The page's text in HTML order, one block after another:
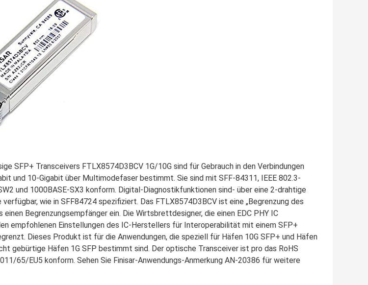
SFP+ Transceivers FTLX8574D3BCV 1G/10G sind für Gebrauch in den Verbindungen
und 10-Gigabit über Multimodefaser bestimmt. Sie sind mit SFF-84311, IEEE 802.3-
und 1000BASE-SX3 konform. Digital-Diagnostikfunktionen sind- über eine 2-drahtige
wie in SFF84724 spezifiziert. Das FTLX8574D3BCV ist eine „Begrenzung des
einen Begrenzungsempfänger ein. Die Wirtsbrettdesigner, die einen EDC PHY IC
empfohlenen Einstellungen des IC-Herstellers für Interoperabilität mit einem SFP+
Dieses Produkt ist für die Anwendungen, die speziell für Häfen 10G SFP+ und Häfen
gebürtige Häfen 1G SFP bestimmt sind. Der optische Transceiver ist pro das RoHS
65/EU5 konform. Sehen Sie Finisar-Anwendungs-Anmerkung AN-20386 für weitere